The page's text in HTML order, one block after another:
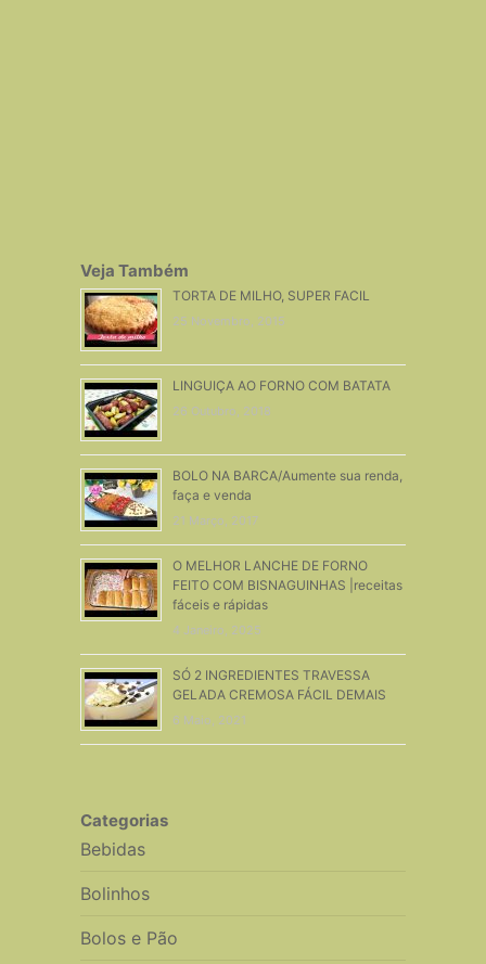
Veja Também
TORTA DE MILHO, SUPER FACIL
25 Novembro, 2015
LINGUIÇA AO FORNO COM BATATA
26 Outubro, 2018
BOLO NA BARCA/Aumente sua renda,
faça e venda
21 Março, 2017
O MELHOR LANCHE DE FORNO
FEITO COM BISNAGUINHAS |receitas
fáceis e rápidas
4 Janeiro, 2025
SÓ 2 INGREDIENTES TRAVESSA
GELADA CREMOSA FÁCIL DEMAIS
6 Maio, 2021
Categorias
Bebidas
Bolinhos
Bolos e Pão